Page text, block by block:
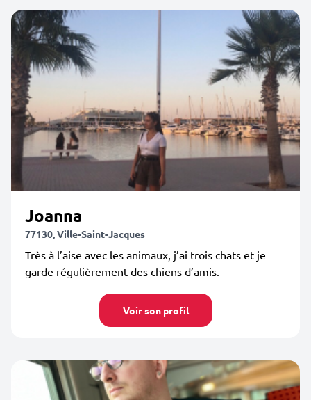
Joanna
77130, Ville-Saint-Jacques
Très à l’aise avec les animaux, j’ai trois chats et je
garde régulièrement des chiens d’amis.
Voir son profil